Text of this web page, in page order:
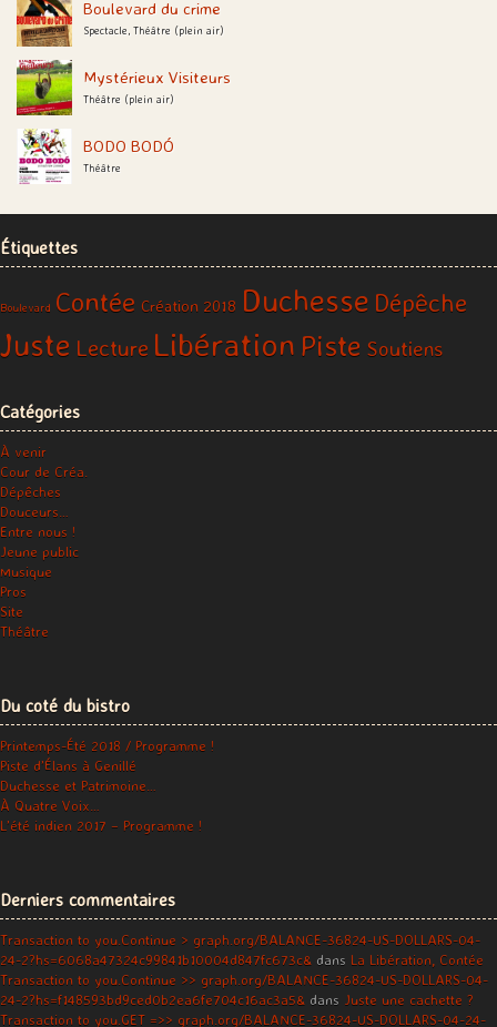
Boulevard du crime
Spectacle, Théâtre (plein air)
Mystérieux Visiteurs
Théâtre (plein air)
BODO BODÓ
Théâtre
Étiquettes
Boulevard Contée Création 2018 Duchesse Dépêche
Juste Lecture Libération Piste Soutiens
Catégories
À venir
Cour de Créa.
Dépêches
Douceurs…
Entre nous !
Jeune public
Musique
Pros
Site
Théâtre
Du coté du bistro
Printemps-Été 2018 / Programme !
Piste d’Élans à Genillé
Duchesse et Patrimoine…
À Quatre Voix…
L’été indien 2017 – Programme !
Derniers commentaires
Transaction to you.Continue > graph.org/BALANCE-36824-US-DOLLARS-04-
24-2?hs=6068a47324c99841b10004d847fc673c& dans La Libération, Contée
Transaction to you.Continue >> graph.org/BALANCE-36824-US-DOLLARS-04-
24-2?hs=f148593bd9ced0b2ea6fe704c16ac3a5& dans Juste une cachette ?
Transaction to you.GET =>> graph.org/BALANCE-36824-US-DOLLARS-04-24-